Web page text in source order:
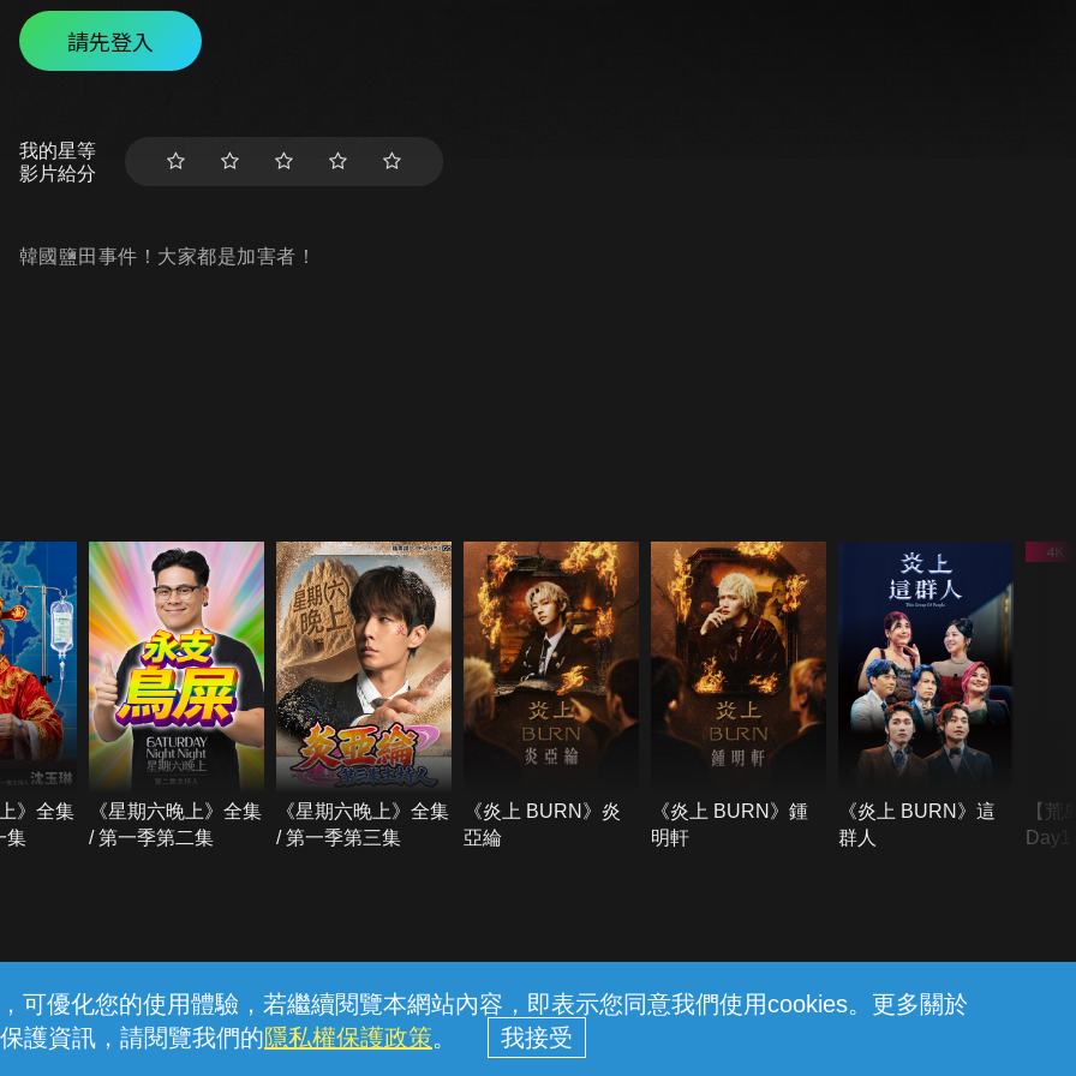
可優化您的使用體驗，若繼續閱覽本網站內容，即表示您同意我們使用cookies。更多關於
護資訊，請閱覽我們的隱私權保護政策。
請先登入
我的星等
影片給分
韓國鹽田事件！大家都是加害者！
》全集
集
《星期六晚上》全集
/ 第一季第二集
《星期六晚上》全集
/ 第一季第三集
《炎上 BURN》炎
亞綸
《炎上 BURN》鍾
明軒
《炎上 BURN》這
群人
【荒
線上客服 服務條款 隱私權保護
中華電信股份有限公司個人家庭分公司 (統一編號：96979949) © 2026